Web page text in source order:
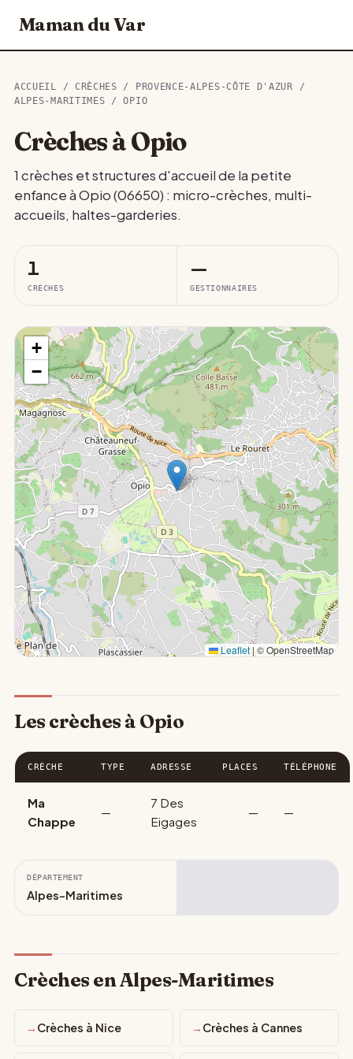
Maman du Var
ACCUEIL / CRÈCHES / PROVENCE-ALPES-CÔTE D'AZUR /
ALPES-MARITIMES / OPIO
Crèches à Opio
1 crèches et structures d'accueil de la petite
enfance à Opio (06650) : micro-crèches, multi-
accueils, haltes-garderies.
1
CRÈCHES
—
GESTIONNAIRES
+
−
Leaflet|© OpenStreetMap
Les crèches à Opio
CRÈCHE TYPE ADRESSE PLACES TÉLÉPHONE
Ma
Chappe
—
7 Des
Eigages
— —
DÉPARTEMENT
Alpes-Maritimes
Crèches en Alpes-Maritimes
Crèches à Nice Crèches à Cannes